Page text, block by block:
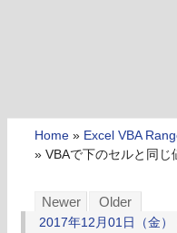
Home » Excel VBA
» VBAで下のセルと同じ
Newer Older
2017年12月01日（金